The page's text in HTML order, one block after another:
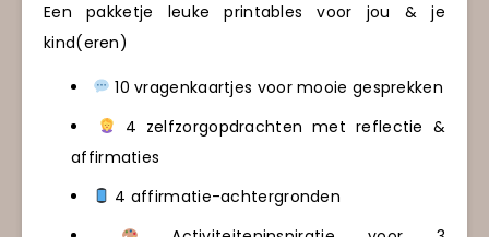
Een pakketje leuke printables voor jou & je
kind(eren)
10 vragenkaartjes voor mooie gesprekken
4 zelfzorgopdrachten met reflectie &
affirmaties
4 affirmatie-achtergronden